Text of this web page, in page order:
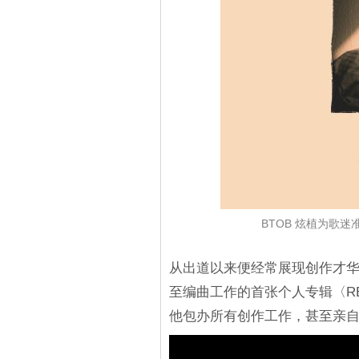
BTOB 炫植为歌迷
从出道以来便经常展现创作才
至编曲工作的首张个人专辑〈
他包办所有创作工作，甚至亲